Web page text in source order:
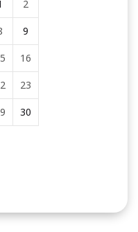
2
9
16
23
30